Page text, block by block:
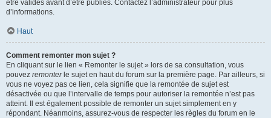
être validés avant d’être publiés. Contactez l’administrateur pour plus
d’informations.
Haut
Comment remonter mon sujet ?
En cliquant sur le lien « Remonter le sujet » lors de sa consultation, vous
pouvez remonterle sujet en haut du forum sur la première page. Par ailleurs, si
vous ne voyez pas ce lien, cela signifie que la remontée de sujet est
désactivée ou que l’intervalle de temps pour autoriser la remontée n’est pas
atteint. Il est également possible de remonter un sujet simplement en y
répondant. Néanmoins, assurez-vous de respecter les règles du forum en le